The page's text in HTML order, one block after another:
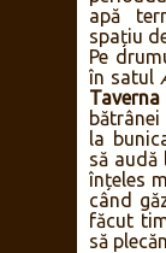
apă
spațiu
Pe
în satul
la
să audă
înțeles
când
făcut
să